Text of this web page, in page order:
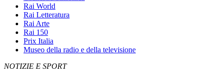
Rai World
Rai Letteratura
Rai Arte
Rai 150
Prix Italia
Museo della radio e della televisione
NOTIZIE E SPORT